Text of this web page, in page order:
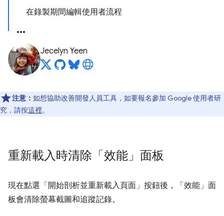
在錄製期間編輯使用者流程
Jecelyn Yeen
注意： 如想協助改善開發人員工具，如要報名參加 Google 使用者研
究，請按這裡。
重新載入時清除「效能」面板
現在點選「開始剖析並重新載入頁面」 按鈕後，「效能」 面
板會清除螢幕截圖和追蹤記錄。